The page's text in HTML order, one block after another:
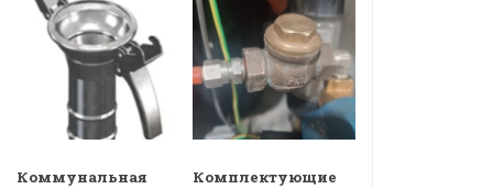
Коммунальная
Комплектующие